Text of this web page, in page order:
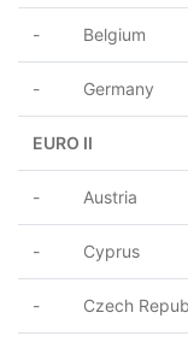
- Belgium
- Germany
EURO II
- Austria
- Cyprus
- Czech